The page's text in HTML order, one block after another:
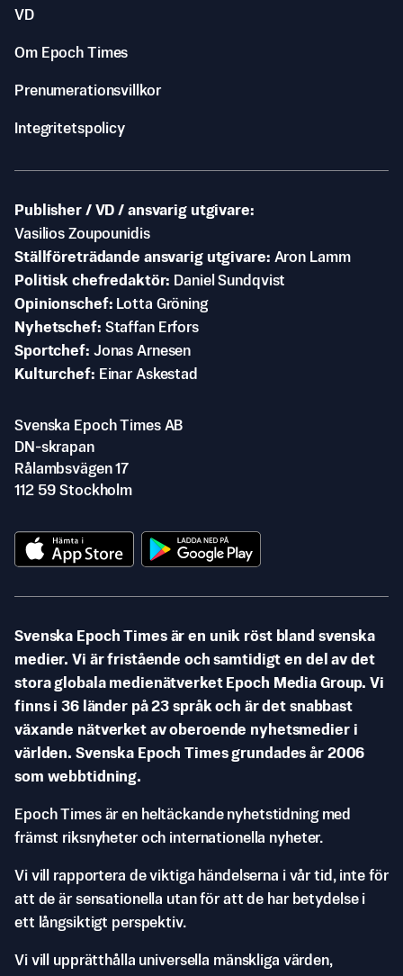
VD
Om Epoch Times
Prenumerationsvillkor
Integritetspolicy
Publisher / VD / ansvarig utgivare
Vasilios Zoupounidis
Ställföreträdande ansvarig utgivare Aron Lamm
Politisk chefredaktör
Daniel Sundqvist
Opinionschef
Lotta Gröning
Nyhetschef Staffan Erfors
Sportchef Jonas Arnesen
Kulturchef
Einar Askestad
Svenska Epoch Times AB
DN-skrapan
Rålambsvägen 17
112 59 Stockholm
Svenska Epoch Times är en unik röst bland svenska
medier. Vi är fristående och samtidigt en del av det
stora globala medienätverket Epoch Media Group. Vi
finns i 36 länder på 23 språk och är det snabbast
växande nätverket av oberoende nyhetsmedier i
världen. Svenska Epoch Times grundades år 2006
som webbtidning.
Epoch Times är en heltäckande nyhetstidning med
främst riksnyheter och internationella nyheter.
Vi vill rapportera de viktiga händelserna i vår tid, inte för
att de är sensationella utan för att de har betydelse i
ett långsiktigt perspektiv.
Vi vill upprätthålla universella mänskliga värden,